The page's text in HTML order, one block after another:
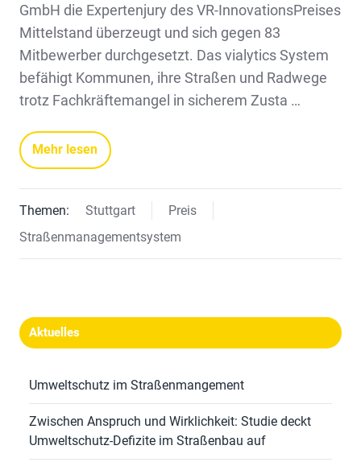
GmbH die Expertenjury des VR-InnovationsPreises
Mittelstand überzeugt und sich gegen 83
Mitbewerber durchgesetzt. Das vialytics System
befähigt Kommunen, ihre Straßen und Radwege
trotz Fachkräftemangel in sicherem Zusta …
Mehr lesen
Themen: Stuttgart
Preis
Straßenmanagementsystem
Aktuelles
Umweltschutz im Straßenmangement
Zwischen Anspruch und Wirklichkeit: Studie deckt
Umweltschutz-Defizite im Straßenbau auf